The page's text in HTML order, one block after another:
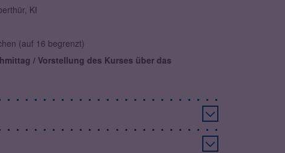
KI
(auf 16 begrenzt)
/ Vorstellung des Kurses über das